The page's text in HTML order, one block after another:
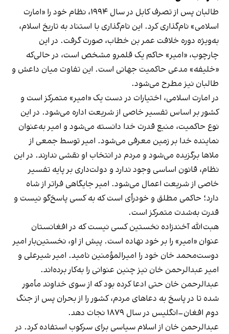
طالبان پس از تصرف کابل در سال ۱۹۹۴، نظام خود را «امارت
اسلامی» نام‌گذاری کرد. این نام‌گذاری با استناد به تاریخ اسلام،
به‌ویژه دوره خلافت عمر بن خطاب، صورت گرفت. در این
چارچوب، «امیر» حاکم یک قلمرو مشخص است، در حالی‌که
«خلیفه» مدعی حاکمیت جهانی است. این تفاوت میان داعش و
طالبان نیز مطرح می‌شود.
در امارت اسلامی، اختیارات در دست یک «امیر» متمرکز است و
کشور بر اساس تفسیر خاصی از شریعت اداره می‌شود. در این
نوع حاکمیت، منبع قدرت خدا دانسته می‌شود و امیر به‌عنوان
نماینده خدا بر زمین معرفی می‌شود. امیر توسط جمعی از
ملاها برگزیده می‌شود و مردم در انتخاب او نقشی ندارند. در این
نظام، قانون اساسی وجود ندارد و دولت‌داری بر پایه تفسیر
خاصی از شریعت اعمال می‌شود. امیر جایگاهی فراتر از شاه
دارد؛ حاکمی مطلق و خودرأی است که به کسی پاسخ‌گو نیست و
قدرت به‌شدت متمرکز است.
هبت‌الله آخندزاده نخستین کسی نیست که در افغانستان
عنوان «امیر» را بر خود نهاده است. پیش از او، نخستین‌بار امیر
دوست‌محمد خان خود را امیرالمؤمنین نامید. امیر شیرعلی و
امیر عبدالرحمن خان نیز چنین عنوانی را به‌کار برده‌اند.
عبدالرحمن خان حتی ادعا کرده بود که از سوی خداوند مأمور
شده تا در پاسخ به دعاهای مردم، کشور را از بحران پس از جنگ
دوم افغان–انگلیس در سال ۱۸۷۹ نجات دهد.
عبدالرحمن خان از اسلام سیاسی برای سرکوب استفاده کرد. در